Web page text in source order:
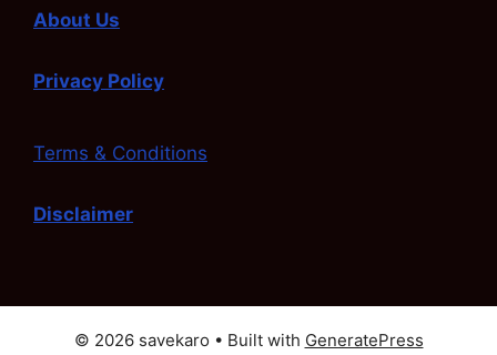
About Us
Privacy Policy
Terms & Conditions
Disclaimer
© 2026 savekaro • Built with GeneratePress